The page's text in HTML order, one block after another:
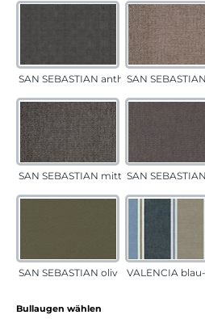
SAN SEBASTIAN anthrazit
SAN
SAN SEBASTIAN mittelgrau
SAN
SAN SEBASTIAN oliv VALENCIA
Bullaugen wählen